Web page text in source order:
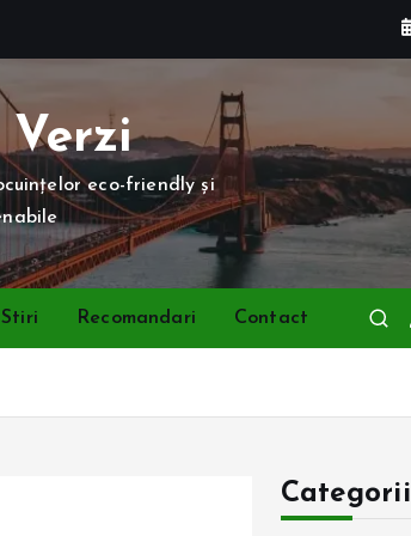
Verzi
eco-friendly și
Stiri Recomandari Contact
Categorii